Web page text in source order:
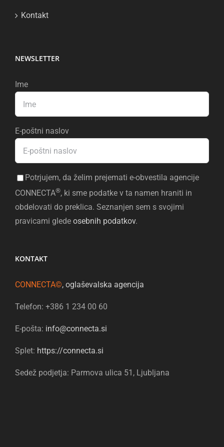
Kontakt
NEWSLETTER
Ime
E-poštni naslov
Potrjujem, da želim prejemati e-obvestila agencije
CONNECTA®, ki sme podatke v ta namen hraniti in
obdelovati do preklica. Seznanjen sem s svojimi
pravicami glede osebnih podatkov.
KONTAKT
CONNECTA©, oglaševalska agencija
Telefon: +386 1 234 00 60
E-pošta: info@connecta.si
Splet: https://connecta.si
Sedež podjetja: Parmova ulica 51, Ljubljana